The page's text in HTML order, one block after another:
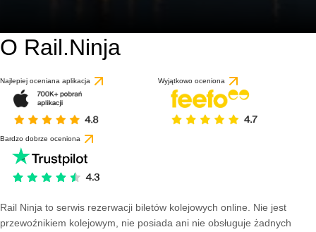
O Rail.Ninja
Najlepiej oceniana aplikacja Wyjątkowo oceniona
Bardzo dobrze oceniona
Rail Ninja to serwis rezerwacji biletów kolejowych online. Nie jest
przewoźnikiem kolejowym, nie posiada ani nie obsługuje żadnych